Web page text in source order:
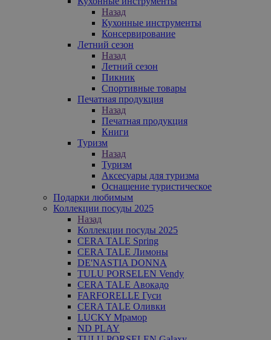
Назад
Кухонные инструменты
Консервирование
Летний сезон
Назад
Летний сезон
Пикник
Спортивные товары
Печатная продукция
Назад
Печатная продукция
Книги
Туризм
Назад
Туризм
Аксесуары для туризма
Оснащение туристическое
Подарки любимым
Коллекции посуды 2025
Назад
Коллекции посуды 2025
CERA TALE Spring
CERA TALE Лимоны
DE'NASTIA DONNA
TULU PORSELEN Vendy
CERA TALE Авокадо
FARFORELLE Гуси
CERA TALE Оливки
LUCKY Мрамор
ND PLAY